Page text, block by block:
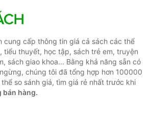
cung cấp thông tin giá cả sách các thể
tiểu thuyết, học tập, sách trẻ em, truyện
sách giao khoa... Bằng khả năng sẵn có
chúng tôi đã tổng hợp hơn 100000
so sánh giá, tìm giá rẻ nhất trước khi
bán hàng.